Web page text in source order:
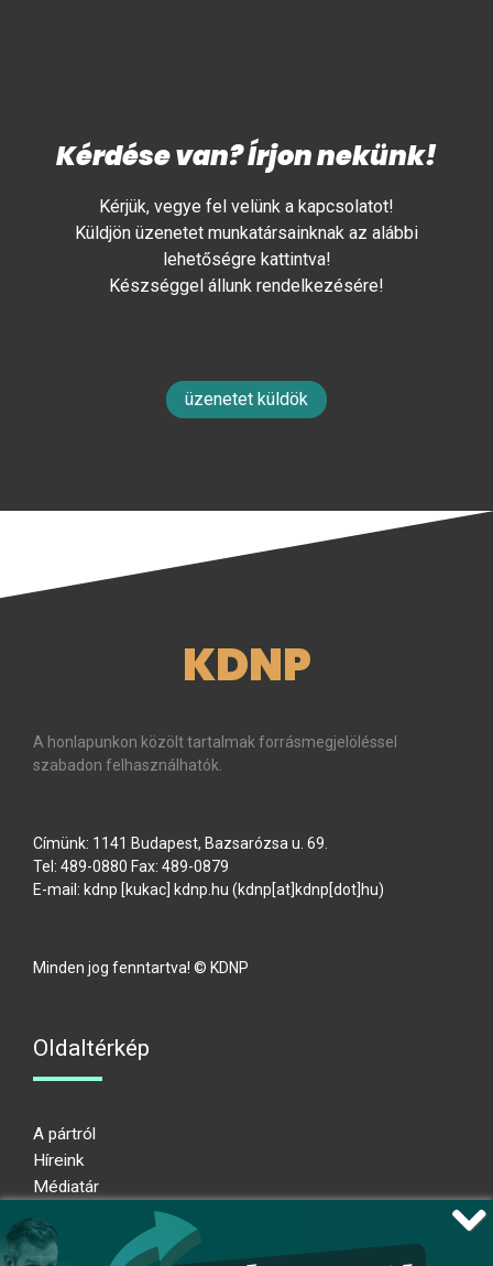
Kérdése van? Írjon nekünk!
Kérjük, vegye fel velünk a kapcsolatot!
Küldjön üzenetet munkatársainknak az alábbi
lehetőségre kattintva!
Készséggel állunk rendelkezésére!
üzenetet küldök
KDNP
A honlapunkon közölt tartalmak forrásmegjelöléssel
szabadon felhasználhatók.
Címünk: 1141 Budapest, Bazsarózsa u. 69.
Tel: 489-0880 Fax: 489-0879
E-mail: kdnp [kukac] kdnp.hu (kdnp[at]kdnp[dot]hu)
Minden jog fenntartva! © KDNP
Oldaltérkép
A pártról
Híreink
Médiatár
Adatkezelési nyilatkozat